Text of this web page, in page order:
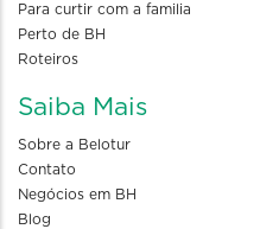
Para curtir com a familia
Perto de BH
Roteiros
Saiba Mais
Sobre a Belotur
Contato
Negócios em BH
Blog